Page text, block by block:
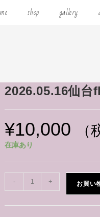
shop gallery
2026.05.16仙
¥10,000 （
在庫あり
- + お買い